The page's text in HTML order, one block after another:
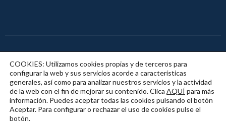
Mapa Web Contacto Política De Privacidad
Política De Cookies
COOKIES: Utilizamos cookies propias y de terceros para
configurar la web y sus servicios acorde a características
generales, así como para analizar nuestros servicios y la actividad
de la web con el fin de mejorar su contenido. Clica AQUÍpara más
información. Puedes aceptar todas las cookies pulsando el botón
Aceptar. Para configurar o rechazar el uso de cookies pulse el
botón.